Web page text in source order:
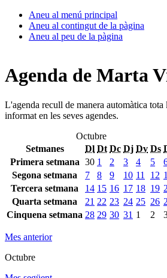
Aneu al menú principal
Aneu al contingut de la pàgina
Aneu al peu de la pàgina
Agenda de Marta
L'agenda recull de manera automàtica
informat en les seves agendes.
Octubre
Setmanes
Dl Dt Dc Dj Dv Ds
Primera setmana 30 1 2 3 4 5
Segona setmana
7 8 9 10 11 12
Tercera setmana
14 15 16 17 18 19
Quarta setmana
21 22 23 24 25 26
Cinquena setmana 28 29 30 31 1 2
Mes anterior
Octubre